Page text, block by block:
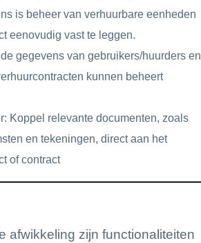
is beheer van verhuurbare eenheden
eenovudig vast te leggen.
gegevens van gebruikers/huurders en
kunnen beheert
Koppel relevante documenten, zoals
en tekeningen, direct aan het
of contract
afwikkeling zijn functionaliteiten